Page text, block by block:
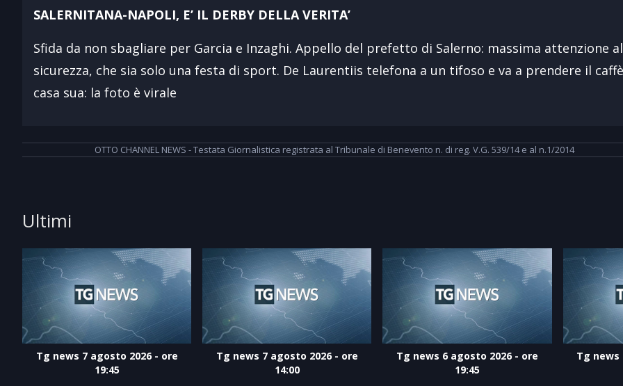
SALERNITANA-NAPOLI, E’ IL DERBY DELLA VERITA’
Sfida da non sbagliare per Garcia e Inzaghi. Appello del prefetto di Salerno: massima attenzione
sicurezza, che sia solo una festa di sport. De Laurentiis telefona a un tifoso e va a prendere il
casa sua: la foto è virale
OTTO CHANNEL NEWS - Testata Giornalistica registrata al Tribunale di Benevento n. di reg. V.G. 539/14 e al n.1/2014
Ultimi
Tg news 7 agosto 2026 - ore
19:45
Tg news 7 agosto 2026 - ore
14:00
Tg news 6 agosto 2026 - ore
19:45
Tg news